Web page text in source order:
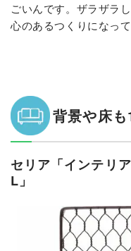
ごいんです。ザラザラ
心のあるつくりになって
背景や床も
セリア「インテリ
L」